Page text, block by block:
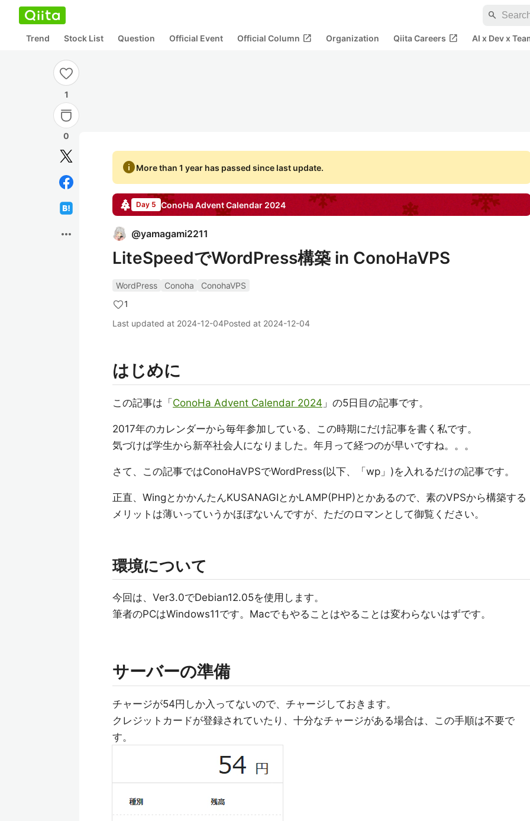
search
Trend Stock List Question Official Event Official Column open_in_new Organization Qiita Careers open_in_new AI x Dev x
1
0
more_horiz
infoMore than 1 year has passed since last update.
Day 5 ConoHaAdvent Calendar 2024
@yamagami2211
LiteSpeedでWordPress構築 in ConoHaVPS
WordPress Conoha
ConohaVPS
1
Last updated at 2024-12-04Posted at 2024-12-04
はじめに
この記事は「 ConoHa Advent Calendar 2024 」の5日目の記事です。
2017年のカレンダーから毎年参加している、この時期にだけ記事を書く私です。
気づけば学生から新卒社会人になりました。年月って経つのが早いですね。。。
さて、この記事ではConoHaVPSでWordPress(以下、「wp」)を入れるだけの記事です。
正直、WingとかかんたんKUSANAGIとかLAMP(PHP)とかあるので、素のVPSから構築する
メリットは薄いっていうかほぼないんですが、ただのロマンとして御覧ください。
環境について
今回は、Ver3.0でDebian12.05を使用します。
筆者のPCはWindows11です。Macでもやることはやることは変わらないはずです。
サーバーの準備
チャージが54円しか入ってないので、チャージしておきます。
クレジットカードが登録されていたり、十分なチャージがある場合は、この手順は不要で
す。